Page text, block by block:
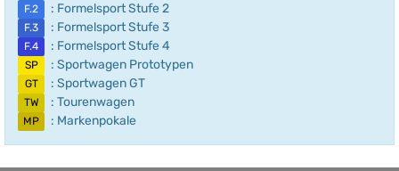
F.2 : Formelsport Stufe 2
F.3 : Formelsport Stufe 3
F.4 : Formelsport Stufe 4
SP : Sportwagen Prototypen
GT : Sportwagen GT
TW : Tourenwagen
MP : Markenpokale